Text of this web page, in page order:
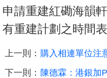
申請重建紅磡海韻
有重建計劃之時間表
上一則： 購入相連單位注
下一則： 陳德霖：港銀加